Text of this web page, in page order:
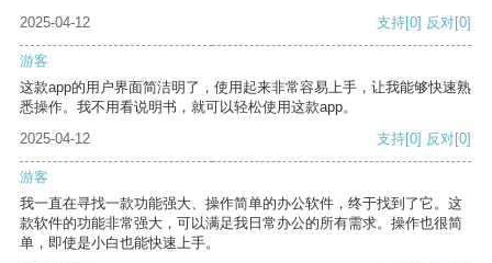
2025-04-12 支持[0] 反对[0]
游客
这款app的用户界面简洁明了，使用起来非常容易上手，让我能够快速熟
悉操作。我不用看说明书，就可以轻松使用这款app。
2025-04-12
支持[0] 反对[0]
游客
我一直在寻找一款功能强大、操作简单的办公软件，终于找到了它。这
款软件的功能非常强大，可以满足我日常办公的所有需求。操作也很简
单，即使是小白也能快速上手。